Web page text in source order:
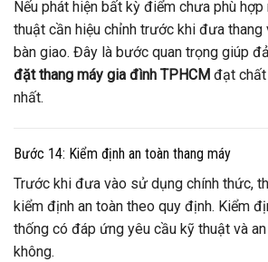
Nếu phát hiện bất kỳ điểm chưa phù
thuật cần hiệu chỉnh trước khi đưa thang
bàn giao. Đây là bước quan trọng giúp
đặt thang máy gia đình TPHCM đạt
nhất.
Bước 14: Kiểm định an toàn thang máy
Trước khi đưa vào sử dụng chính thức,
kiểm định an toàn theo quy định. Kiểm
thống có đáp ứng yêu cầu kỹ thuật và
không.